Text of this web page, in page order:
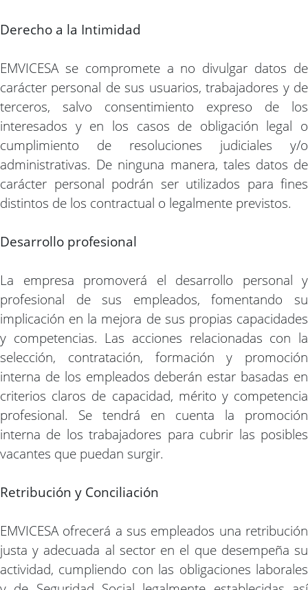
Derecho a la Intimidad
EMVICESA se compromete a no divulgar datos de
carácter personal de sus usuarios, trabajadores y de
terceros, salvo consentimiento expreso de los
interesados y en los casos de obligación legal o
cumplimiento de resoluciones judiciales y/o
administrativas. De ninguna manera, tales datos de
carácter personal podrán ser utilizados para fines
distintos de los contractual o legalmente previstos.
Desarrollo profesional
La empresa promoverá el desarrollo personal y
profesional de sus empleados, fomentando su
implicación en la mejora de sus propias capacidades
y competencias. Las acciones relacionadas con la
selección, contratación, formación y promoción
interna de los empleados deberán estar basadas en
criterios claros de capacidad, mérito y competencia
profesional. Se tendrá en cuenta la promoción
interna de los trabajadores para cubrir las posibles
vacantes que puedan surgir.
Retribución y Conciliación
EMVICESA ofrecerá a sus empleados una retribución
justa y adecuada al sector en el que desempeña su
actividad, cumpliendo con las obligaciones laborales